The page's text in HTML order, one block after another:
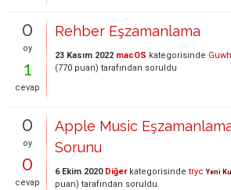
0
oy
1
cevap
Rehber Eşzamanlama
23 Kasım 2022 macOS kategorisinde
(770 puan) tarafından soruldu
0
oy
0
cevap
Apple Music
Sorunu
6 Ekim 2020 Diğerkategorisinde tryc Yeni
puan) tarafından soruldu